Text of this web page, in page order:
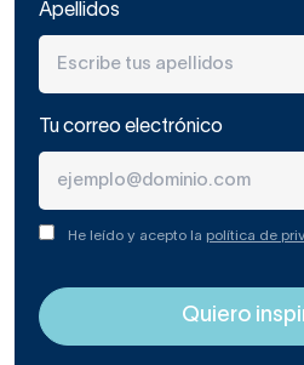
Apellidos
Tu correo electrónico
He leído y acepto la política de